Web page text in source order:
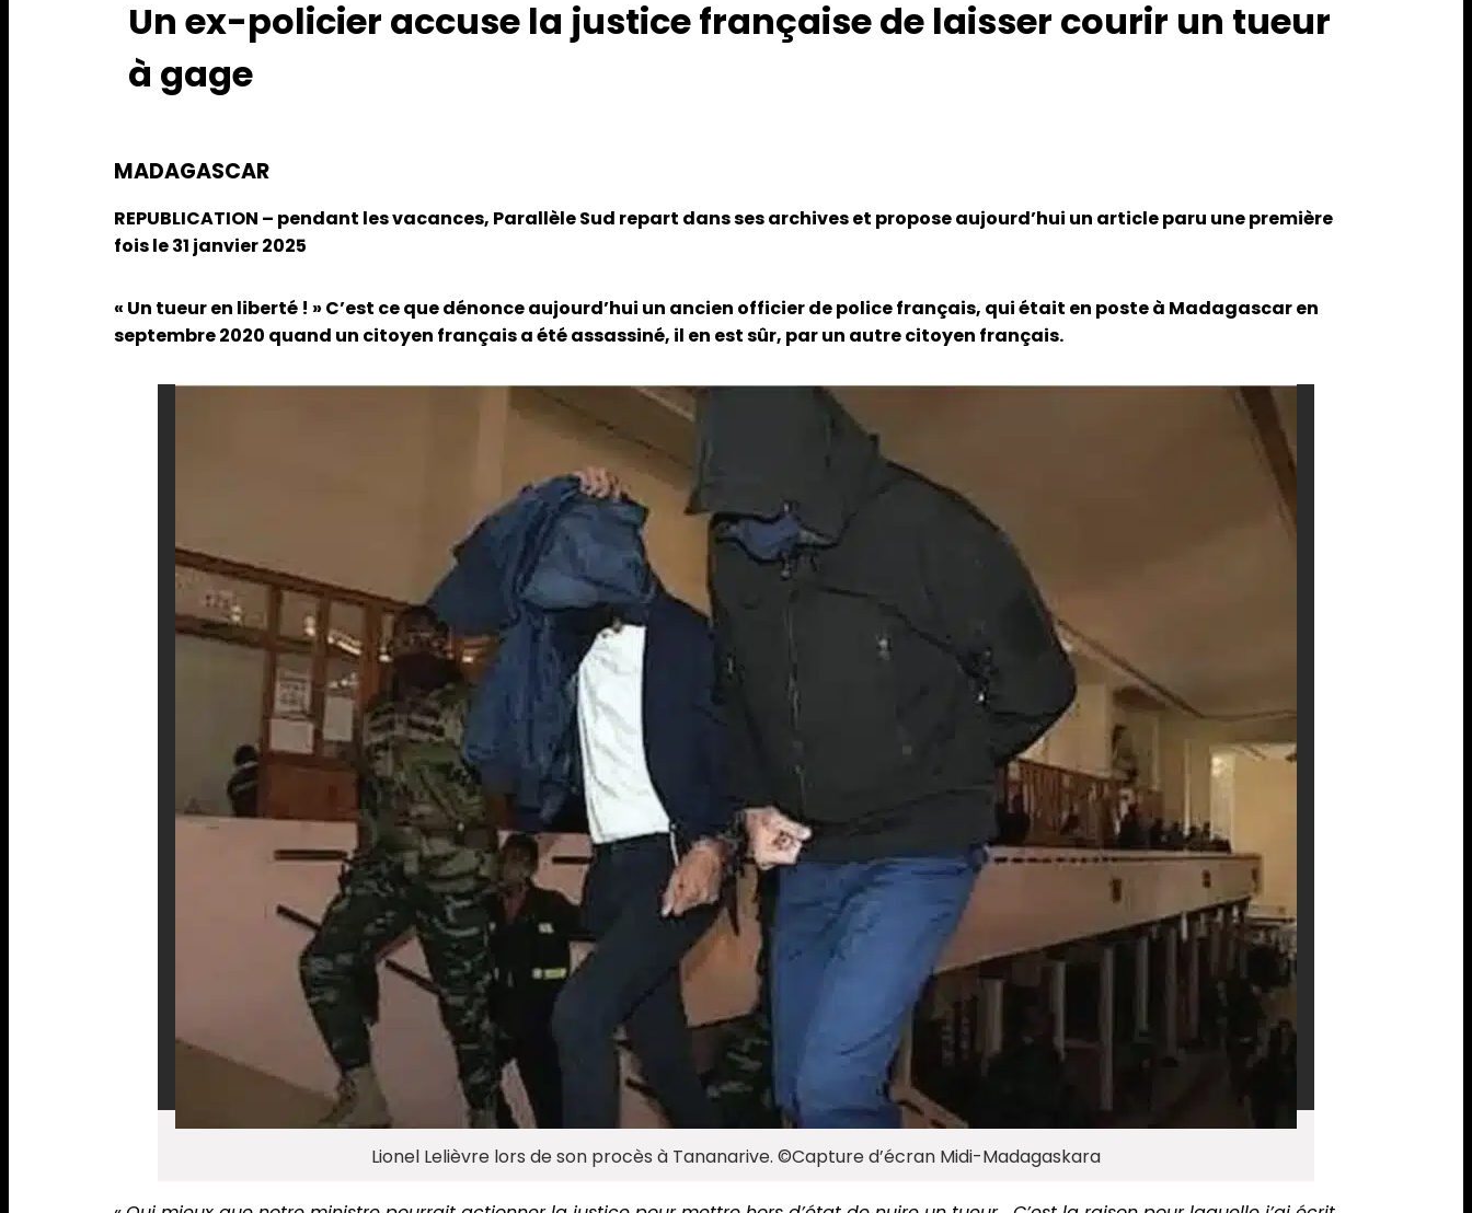
Un ex-policier accuse la justice française de laisser courir un tueur
à gage
MADAGASCAR
REPUBLICATION – pendant les vacances, Parallèle Sud repart dans ses archives et propose aujourd’hui un article paru une première
fois le 31 janvier 2025
« Un tueur en liberté ! » C’est ce que dénonce aujourd’hui un ancien officier de police français, qui était en poste à Madagascar en
septembre 2020 quand un citoyen français a été assassiné, il en est sûr, par un autre citoyen français.
Lionel Lelièvre lors de son procès à Tananarive. ©Capture d’écran Midi-Madagaskara